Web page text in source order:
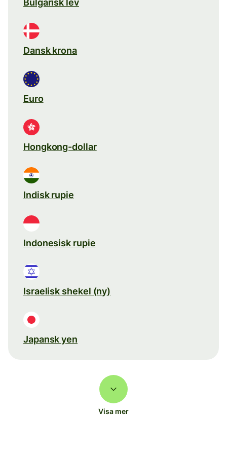
Bulgarisk lev
Dansk krona
Euro
Hongkong-dollar
Indisk rupie
Indonesisk rupie
Israelisk shekel (ny)
Japansk yen
Visa mer